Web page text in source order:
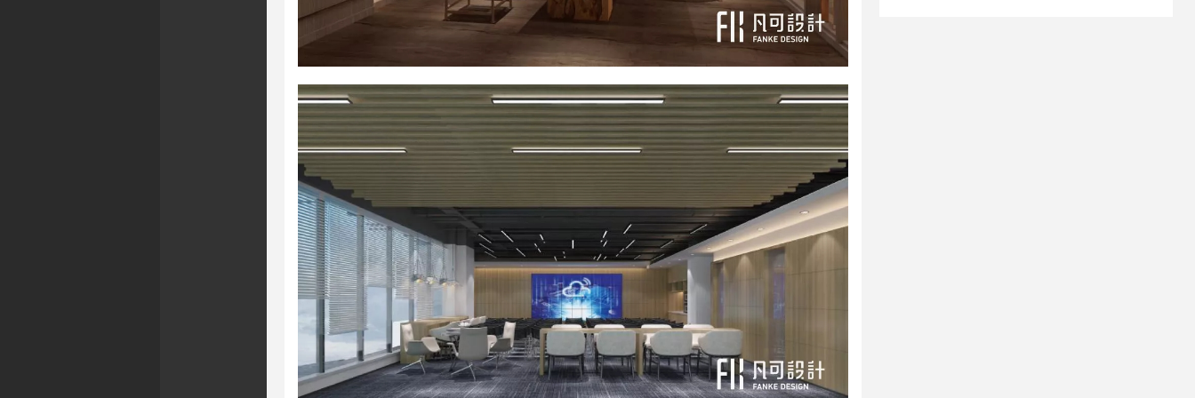
：浙江省杭州市萧山区市心北路108号雷迪森财富中心1702